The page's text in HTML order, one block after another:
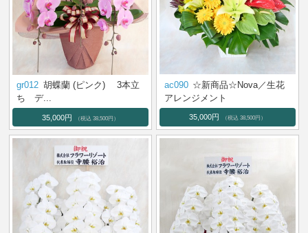
gr012 胡蝶蘭 (ピンク) 3本立
ち デ...
35,000円 （税込 38,500円）
ac090 ☆新商品☆Nova／生花
アレンジメント
35,000円 （税込 38,500円）